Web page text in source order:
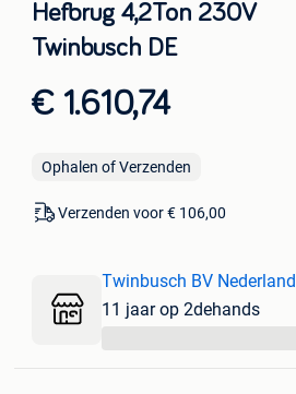
Hefbrug 4,2Ton 230V
Twinbusch DE
€ 1.610,74
Ophalen of Verzenden
Verzenden voor € 106,00
Twinbusch BV Nederland
11 jaar op 2dehands